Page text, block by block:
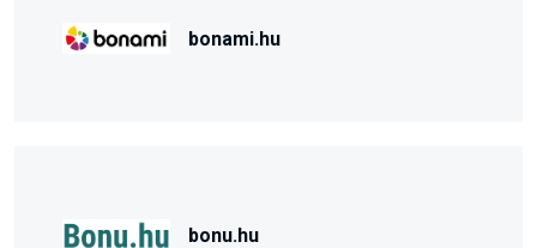
bonami.hu
bonu.hu